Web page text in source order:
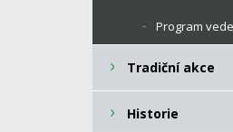
Program
Tradiční akce
Historie